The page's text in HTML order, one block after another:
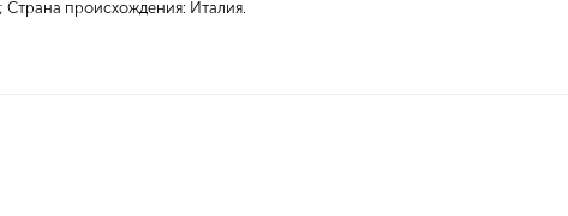
Страна происхождения: Италия.